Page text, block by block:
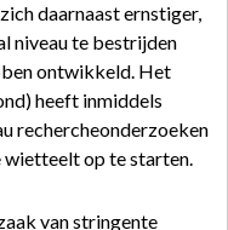
daarnaast ernstiger,
niveau te bestrijden
ontwikkeld. Het
heeft inmiddels
rechercheonderzoeken
wietteelt op te starten.
van stringente